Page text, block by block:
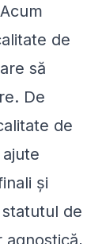
Acum
de
să
De
de
și
de